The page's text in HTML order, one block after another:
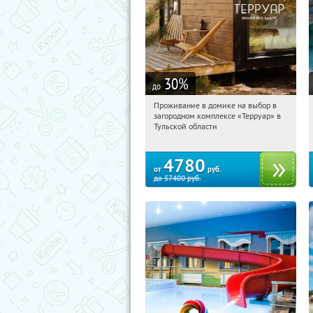
до 30%
23:34:37 Купили:
Тульская обл., Ясногорский р-н, с.
Проживание в домике на выбор в
загородном комплексе «Терруар» в
Тульской области
от 4780 руб.
до57400руб.